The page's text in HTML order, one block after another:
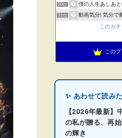
30位 僕の人生あしあ
31位 動画気分! 気分で
このカ
この
✨ あわせて読み
【2026年最新】
の私が贈る、再
の輝き